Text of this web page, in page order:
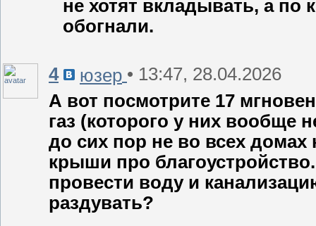
не хотят вкладывать, а по
обогнали.
4 юзер • 13:47, 28.04.2026
А вот посмотрите 17
газ (которого у них вообще
до сих пор не во всех
крыши про
провести воду и
раздувать?